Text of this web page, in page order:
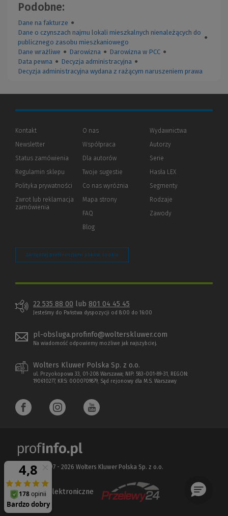
Podobne:
Dane na fakturze ●
Dane o czynszach najmu lokali mieszkalnych nienależących do
publicznego zasobu mieszkaniowego
●
Dane wrażliwe ● Darowizna ● Darowizna w PCC ●
Data pewna ● Decyzja administracyjna ●
Decyzja administracyjna wydana z rażącym naruszeniem prawa
Kontakt
Newsletter
Status zamówienia
Regulamin sklepu
Polityka prywatności (Nowe
(Link
innej
Zwrot lub reklamacja
zamówienia
O nas
Współpraca
Dla autorów(Nowe
(Link
innej
strony)
Twoje sugestie
Co nas wyróżnia
Mapa strony
FAQ
Blog
Wydawnictwa
Autorzy
Serie
Hasła LEX
Segmenty
Rodzaje
Zawody
Zarządzaj preferencjami plików cookie
22 535 88 00 lub 801 04 45 45
Jesteśmy do Państwa dyspozycji od 8:00 do 16:00
pl-obsluga.profinfo@wolterskluwer.com
Na wiadomość odpowiemy możliwe jak najszybciej.
Wolters Kluwer Polska Sp. z o.o.
ul. Przyokopowa 33, 01-208 Warszawa; NIP: 583-001-89-31, REGON:
190610277, KRS: 0000709879, Sąd rejonowy dla M.S. Warszawy
Copyright 1997 - 2026 Wolters Kluwer Polska Sp. z o.o.
Płatności elektroniczne
(Nowe
okno)
(Link
do